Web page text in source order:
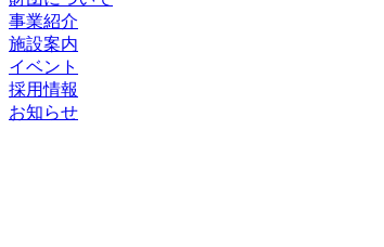
事業紹介
施設案内
イベント
採用情報
お知らせ